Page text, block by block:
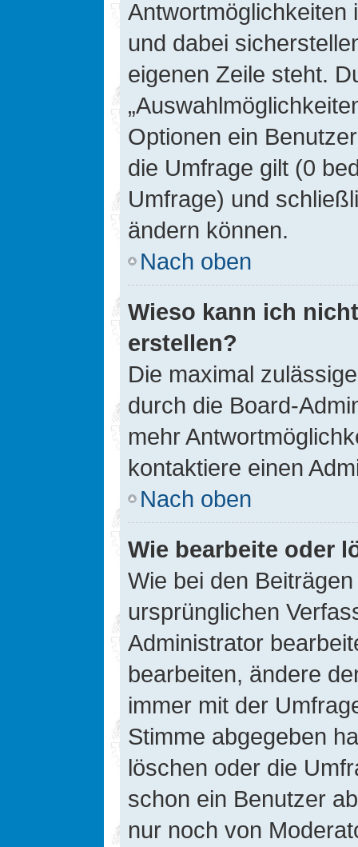
Antwortmöglichkeiten
und dabei
eigenen Zeile steht.
Optionen ein
die Umfrage gilt (0
Umfrage) und
ändern können.
Nach oben
Wieso kann ich
erstellen?
Die maximal
durch die Board-
mehr
kontaktiere einen
Nach oben
Wie bearbeite oder
Wie bei den
ursprünglichen
Administrator
bearbeiten, ändere
immer mit der
Stimme abgegeben
löschen oder die
schon ein Benutzer
nur noch von